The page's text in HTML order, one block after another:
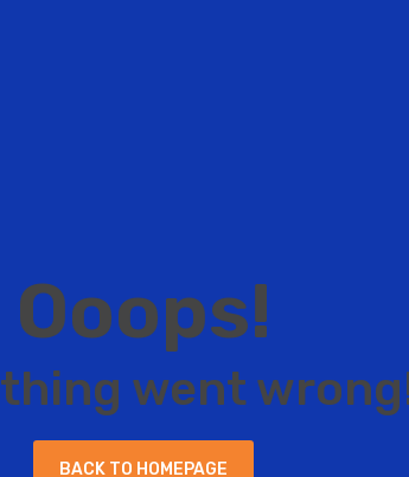
Ooops!
thing went wrong
BACK TO HOM EPAG E